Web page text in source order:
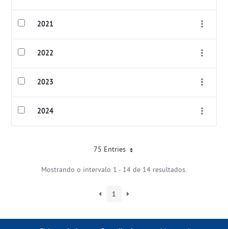
2021
2022
2023
2024
75 Entries
Mostrando o intervalo 1 - 14 de 14 resultados.
1